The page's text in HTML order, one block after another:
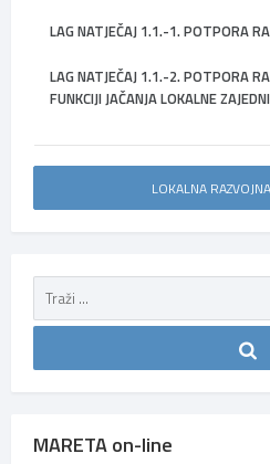
LAG NATJEČAJ 1.1.-1. POTPORA
LAG NATJEČAJ 1.1.-2. POTPORA
FUNKCIJI JAČANJA LOKALNE
LOKALNA
MARETA on-line